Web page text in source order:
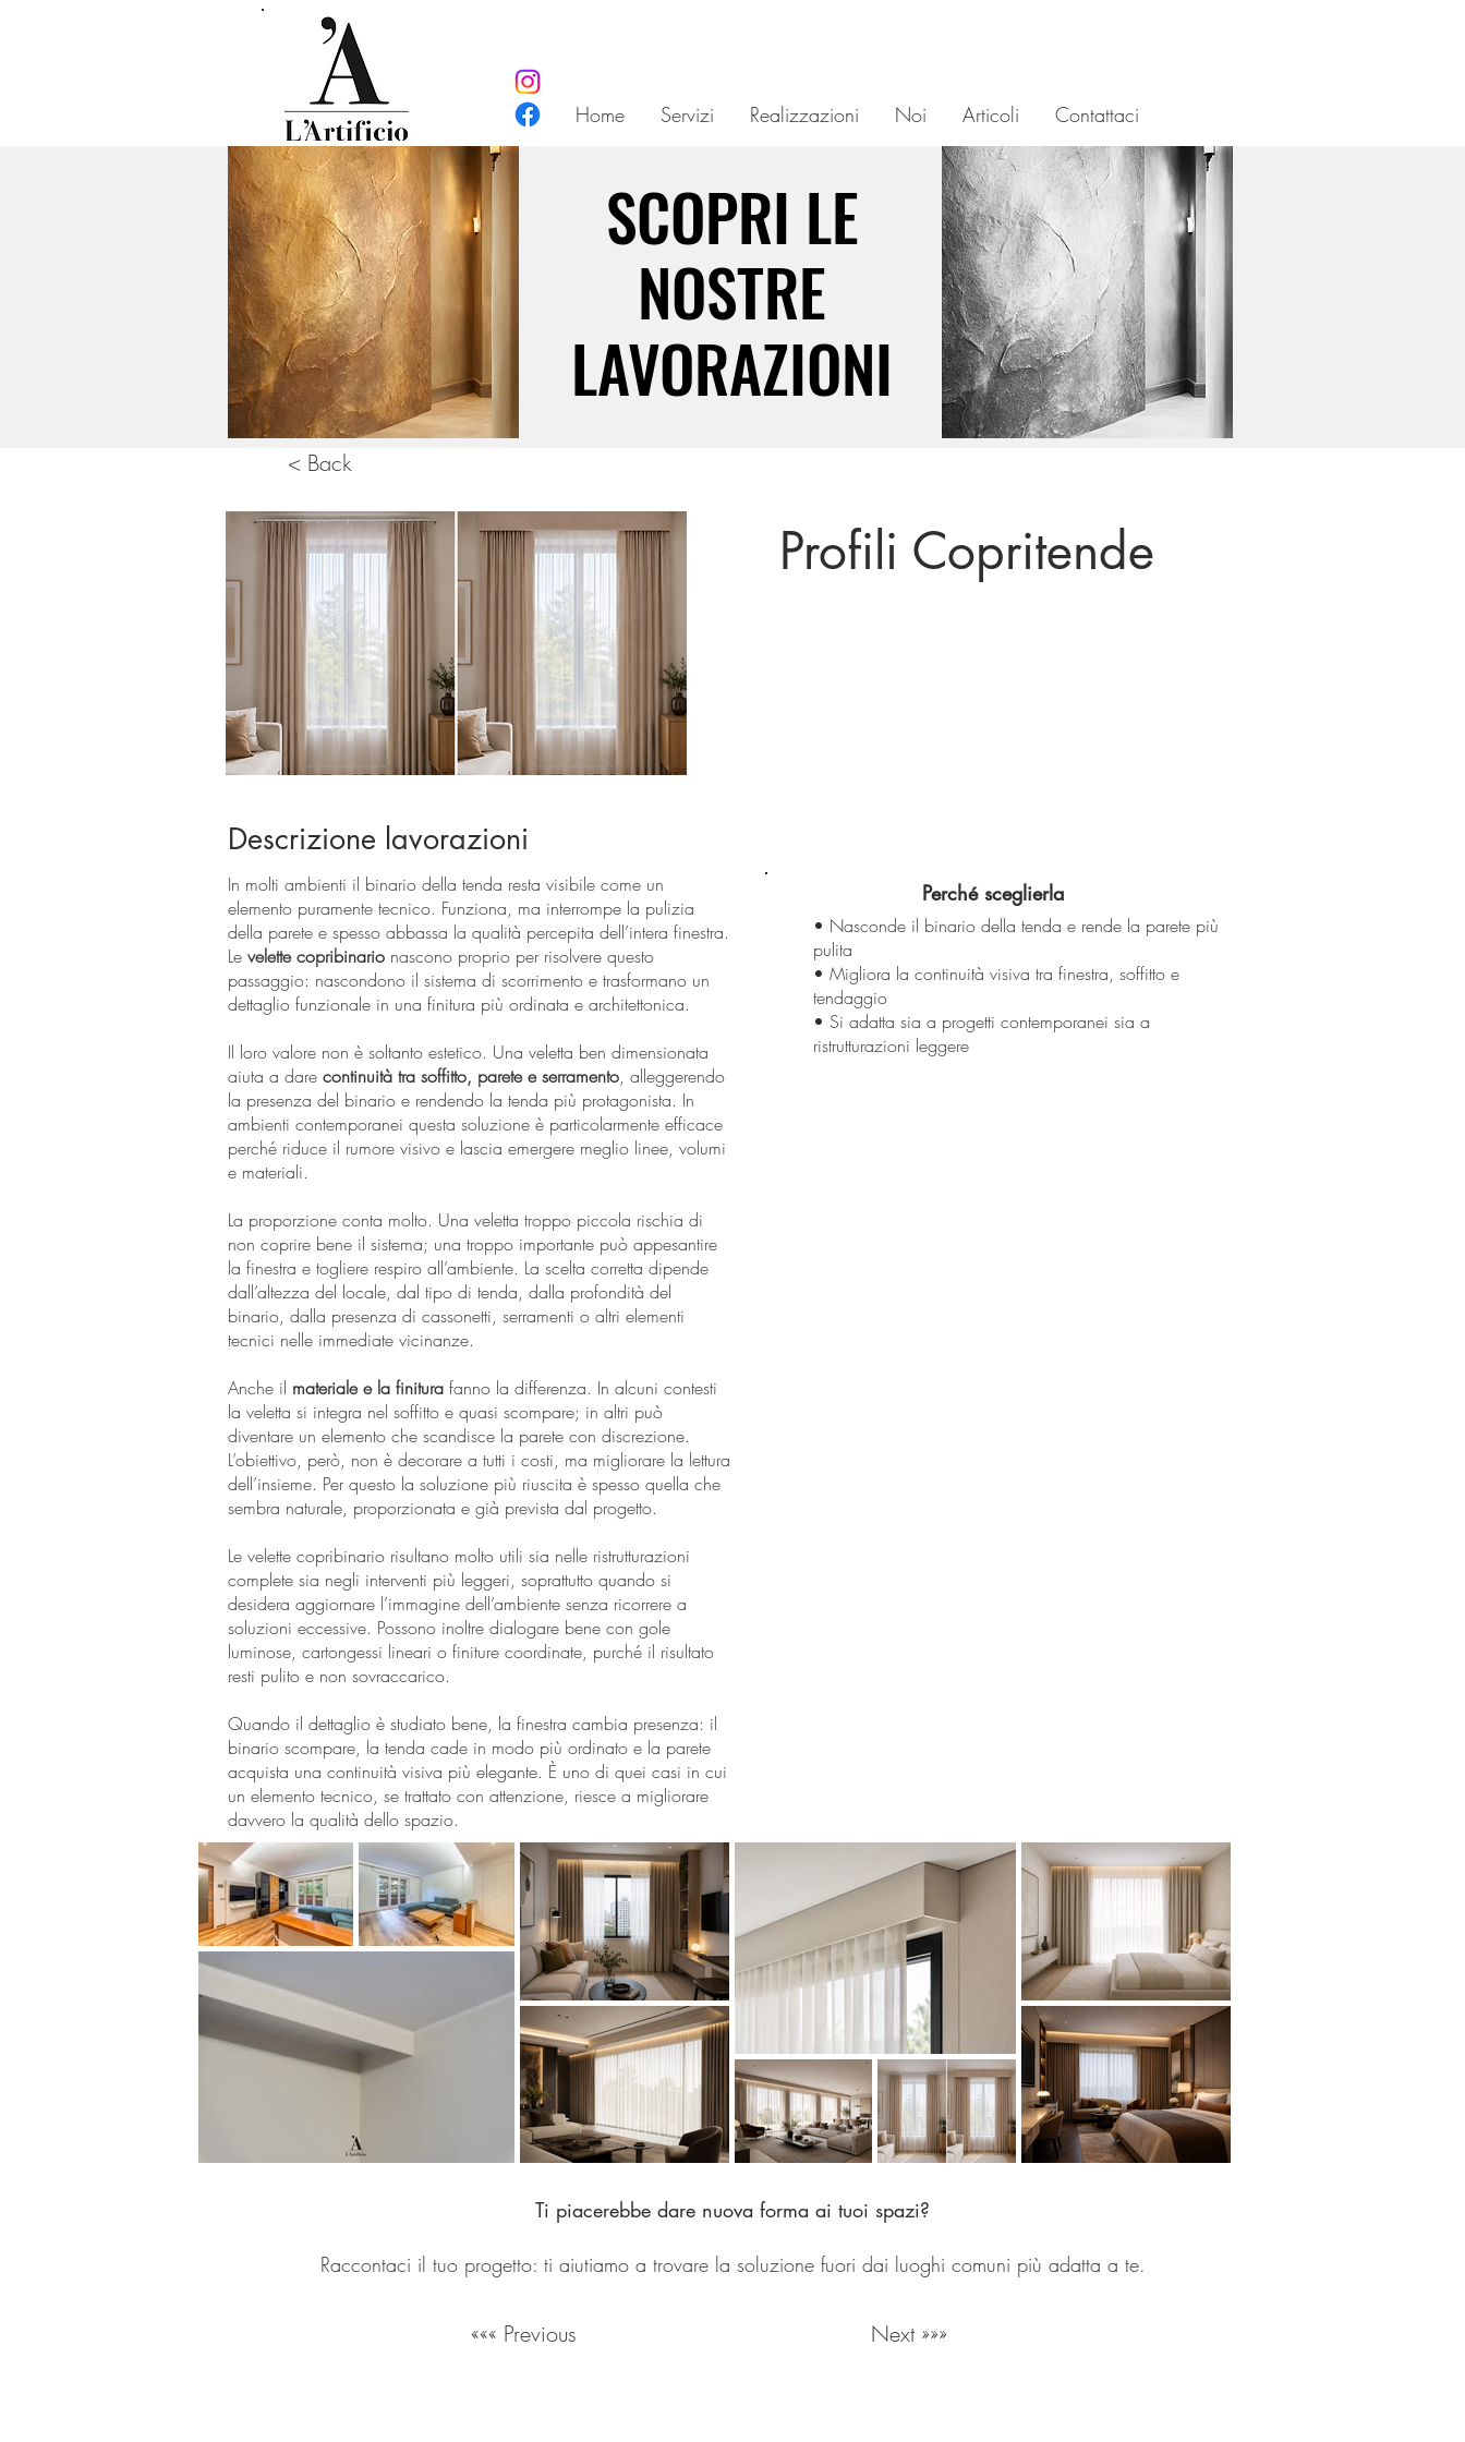
Home Servizi Realizzazioni Noi Articoli Contattaci
SCOPRI LE
NOSTRE
LAVORAZIONI
SCOPRI LE
NOSTRE
LAVORAZIONI
< Back
Profili Copritende
Descrizione lavorazioni
In molti ambienti il binario della tenda resta visibile come un
elemento puramente tecnico. Funziona, ma interrompe la pulizia
della parete e spesso abbassa la qualità percepita dell’intera finestra.
Le velette copribinario nascono proprio per risolvere questo
passaggio: nascondono il sistema di scorrimento e trasformano un
dettaglio funzionale in una finitura più ordinata e architettonica.
Il loro valore non è soltanto estetico. Una veletta ben dimensionata
aiuta a dare continuità tra soffitto, parete e serramento, alleggerendo
la presenza del binario e rendendo la tenda più protagonista. In
ambienti contemporanei questa soluzione è particolarmente efficace
perché riduce il rumore visivo e lascia emergere meglio linee, volumi
e materiali.
La proporzione conta molto. Una veletta troppo piccola rischia di
non coprire bene il sistema; una troppo importante può appesantire
la finestra e togliere respiro all’ambiente. La scelta corretta dipende
dall’altezza del locale, dal tipo di tenda, dalla profondità del
binario, dalla presenza di cassonetti, serramenti o altri elementi
tecnici nelle immediate vicinanze.
Anche il materiale e la finitura fanno la differenza. In alcuni contesti
la veletta si integra nel soffitto e quasi scompare; in altri può
diventare un elemento che scandisce la parete con discrezione.
L’obiettivo, però, non è decorare a tutti i costi, ma migliorare la lettura
dell’insieme. Per questo la soluzione più riuscita è spesso quella che
sembra naturale, proporzionata e già prevista dal progetto.
Le velette copribinario risultano molto utili sia nelle ristrutturazioni
complete sia negli interventi più leggeri, soprattutto quando si
desidera aggiornare l’immagine dell’ambiente senza ricorrere a
soluzioni eccessive. Possono inoltre dialogare bene con gole
luminose, cartongessi lineari o finiture coordinate, purché il risultato
resti pulito e non sovraccarico.
Quando il dettaglio è studiato bene, la finestra cambia presenza: il
binario scompare, la tenda cade in modo più ordinato e la parete
acquista una continuità visiva più elegante. È uno di quei casi in cui
un elemento tecnico, se trattato con attenzione, riesce a migliorare
davvero la qualità dello spazio.
Perché sceglierla
• Nasconde il binario della tenda e rende la parete più
pulita
• Migliora la continuità visiva tra finestra, soffitto e
tendaggio
• Si adatta sia a progetti contemporanei sia a
ristrutturazioni leggere
Ti piacerebbe dare nuova forma ai tuoi spazi?
Raccontaci il tuo progetto: ti aiutiamo a trovare la soluzione fuori dai luoghi comuni più adatta a te.
««« Previous Next »»»